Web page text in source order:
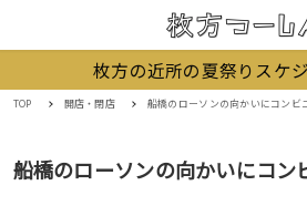
枚方の近所の夏祭りスケ
TOP 開店・閉店 船橋のローソンの向かいにコンビ
船橋のローソンの向かいにコン